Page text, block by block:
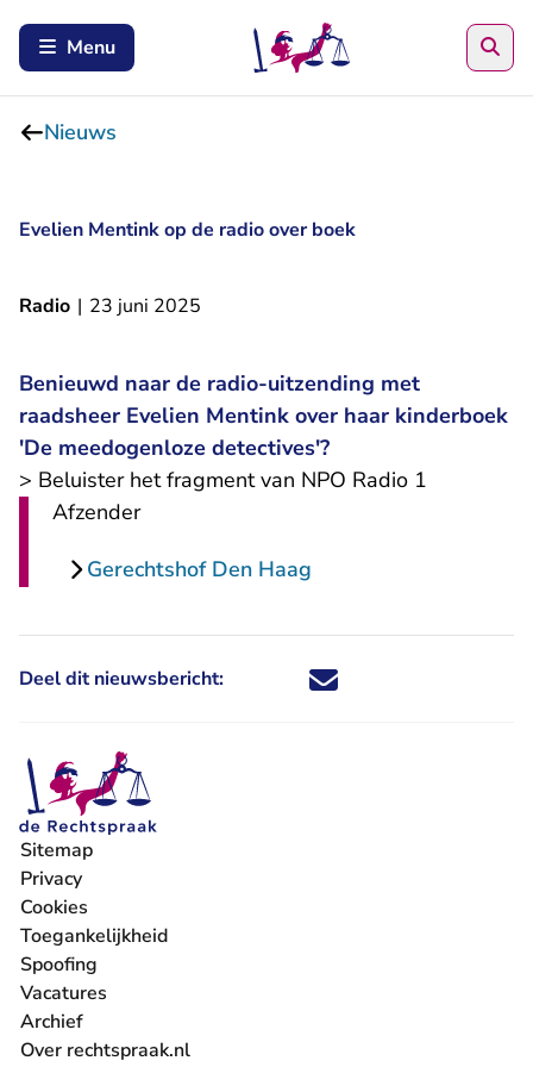
Menu
Nieuws
Evelien Mentink op de radio over boek
Radio | 23 juni 2025
Benieuwd naar de radio-uitzending met
raadsheer Evelien Mentink over haar kinderboek
'De meedogenloze detectives'?
> Beluister het fragment van NPO Radio 1
Afzender
Gerechtshof Den Haag
Deel dit nieuwsbericht: Deel dit nieuwsbericht via X -
Deel dit nieuwsbericht via
Deel dit nieuwsbericht
Deel dit
Sitemap
Privacy
Cookies
Toegankelijkheid
Spoofing
Vacatures
- U verlaat Rechtspraak.nl
Archief
Over rechtspraak.nl